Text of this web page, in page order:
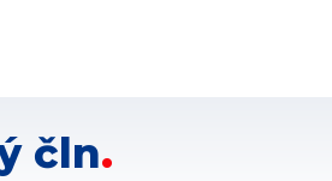
čln